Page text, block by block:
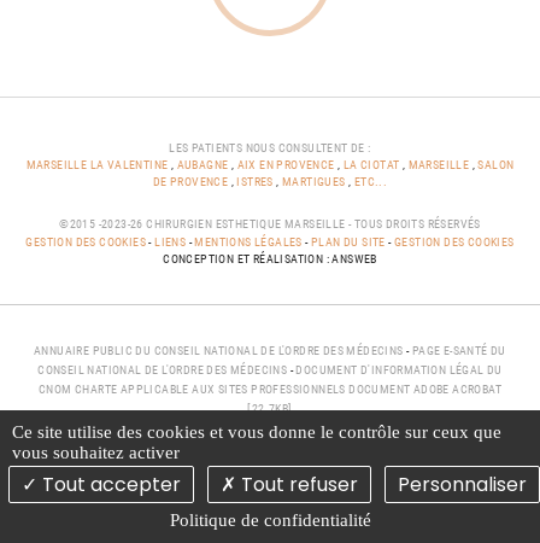
LES PATIENTS NOUS CONSULTENT DE :
MARSEILLE LA VALENTINE
AUBAGNE AIX EN PROVENCE LA CIOTAT MARSEILLE ,SALON
DE PROVENCE ,ISTRES MARTIGUES ETC...
©2015 -2023-26 CHIRURGIEN ESTHETIQUE MARSEILLE - TOUS DROITS RÉSERVÉS
GESTION DES COOKIES-LIENS -MENTIONS LÉGALES -PLAN DU SITE -GESTION DES COOKIES
CONCEPTION ET RÉALISATION : ANSWEB
ANNUAIRE PUBLIC DU CONSEIL NATIONAL DE L'ORDRE DES MÉDECINS - PAGE E-SANTÉ DU
CONSEIL NATIONAL DE L'ORDRE DES MÉDECINS -DOCUMENT D'INFORMATION LÉGAL DU
CNOM CHARTE APPLICABLE AUX SITES PROFESSIONNELS DOCUMENT ADOBE ACROBAT
[22.7KB]
Ce site utilise des cookies et vous donne le contrôle sur ceux que
vous souhaitez activer
Tout accepter Tout refuser Personnaliser
Politique de confidentialité